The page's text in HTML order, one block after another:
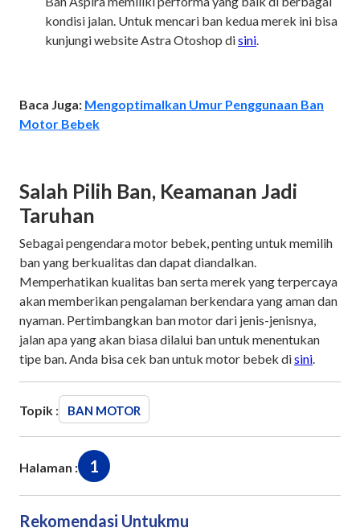
kondisi jalan. Untuk mencari ban kedua merek ini bisa
kunjungi website Astra Otoshop disini.
Baca Juga: Mengoptimalkan Umur Penggunaan Ban
Motor Bebek
Salah Pilih Ban, Keamanan Jadi
Taruhan
Sebagai pengendara motor bebek, penting untuk memilih
ban yang berkualitas dan dapat diandalkan.
Memperhatikan kualitas ban serta merek yang terpercaya
akan memberikan pengalaman berkendara yang aman dan
nyaman. Pertimbangkan ban motor dari jenis-jenisnya,
jalan apa yang akan biasa dilalui ban untuk menentukan
tipe ban. Anda bisa cek ban untuk motor bebek disini.
Topik : BAN MOTOR
Halaman : 1
Rekomendasi Untukmu